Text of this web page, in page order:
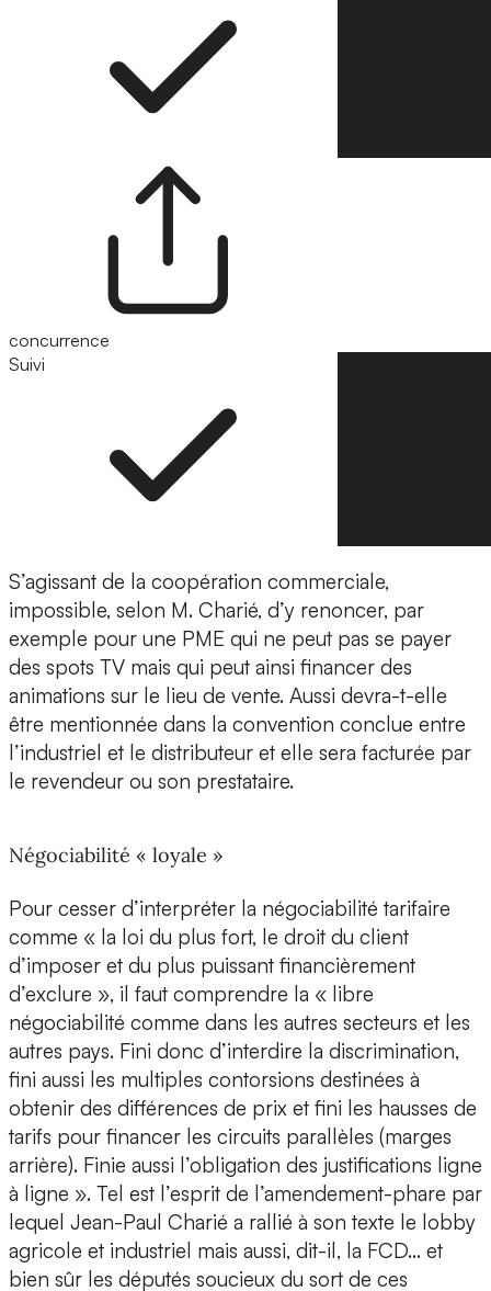
concurrence
Suivi
S’agissant de la coopération commerciale,
impossible, selon M. Charié, d’y renoncer, par
exemple pour une PME qui ne peut pas se payer
des spots TV mais qui peut ainsi financer des
animations sur le lieu de vente. Aussi devra-t-elle
être mentionnée dans la convention conclue entre
l’industriel et le distributeur et elle sera facturée par
le revendeur ou son prestataire.
Négociabilité « loyale »
Pour cesser d’interpréter la négociabilité tarifaire
comme « la loi du plus fort, le droit du client
d’imposer et du plus puissant financièrement
d’exclure », il faut comprendre la « libre
négociabilité comme dans les autres secteurs et les
autres pays. Fini donc d’interdire la discrimination,
fini aussi les multiples contorsions destinées à
obtenir des différences de prix et fini les hausses de
tarifs pour financer les circuits parallèles (marges
arrière). Finie aussi l’obligation des justifications ligne
à ligne ». Tel est l’esprit de l’amendement-phare par
lequel Jean-Paul Charié a rallié à son texte le lobby
agricole et industriel mais aussi, dit-il, la FCD… et
bien sûr les députés soucieux du sort de ces